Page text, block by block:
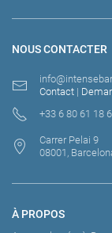
NOUS CONTACTER
Contact |
+33 6 80 61 18
Carrer Pelai 9
08001,
À PROPOS